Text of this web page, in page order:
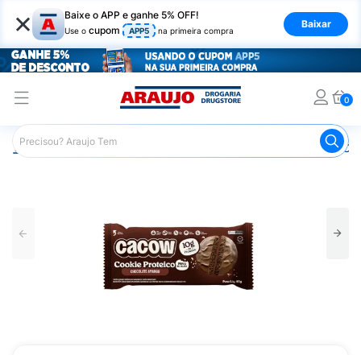
× Baixe o APP e ganhe 5% OFF!
Use o cupom APP5 na primeira compra
Baixar
0
Araujo Mercado Cookies